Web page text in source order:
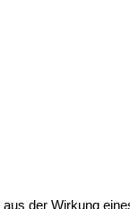
aus der Wirkung